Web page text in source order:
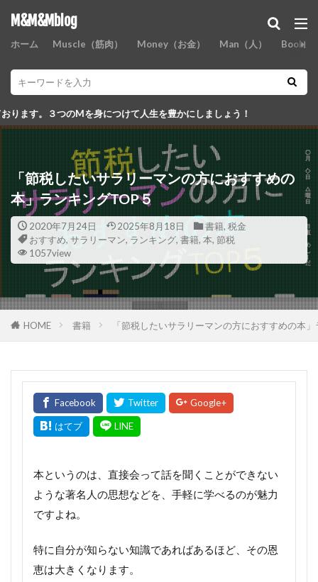
M&M&Mblog
ホーム Muscle（筋肉） Money（お金） Man（人） Books
つけて人生を豊かにしましょう！
「節税したいサラリーマンの方におすすめの
本」ランキングTOP５
2020年7月24日 2025年8月18日 書籍, 税金
おすすめ, サラリーマン, ランキング, 書籍, 本, 節税
1057view
HOME 書籍 「節税したいサラリーマンの方におすすめの本
本というのは、直接会って話を聞くことができない
ような著名人の思想などを、手軽に学べるのが魅力
ですよね。
特に自分が知らない知識であればあるほど、その恩
恵は大きくなります。